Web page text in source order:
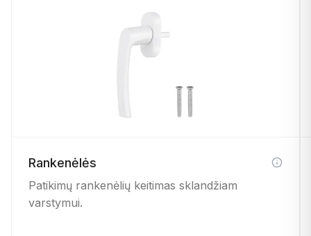
Rankenėlės
Patikimų rankenėlių keitimas sklandžiam
varstymui.